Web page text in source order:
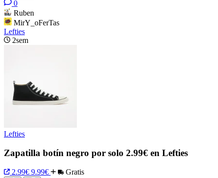
0
Ruben
MirY_oFerTas
Lefties
2sem
Lefties
Zapatilla botín negro por solo 2.99€ en Lefties
2.99€ 9.99€ Gratis